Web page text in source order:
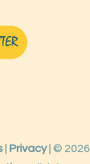
| Privacy| © 2026